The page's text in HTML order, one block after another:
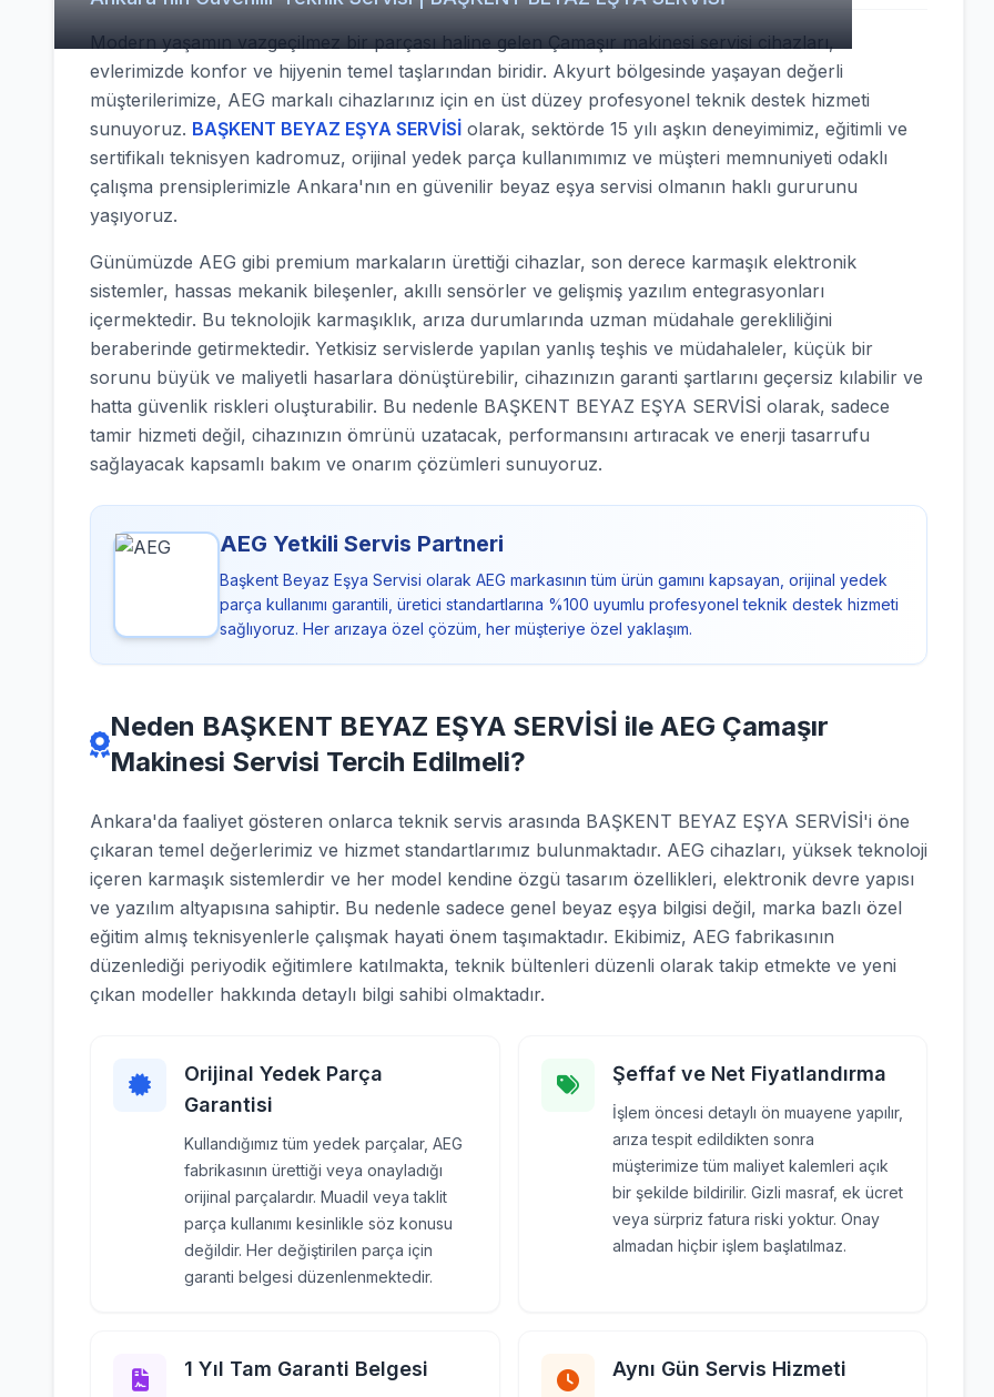
Modern yaşamın vazgeçilmez bir parçası haline gelen Çamaşır makinesi servisi cihazları,
evlerimizde konfor ve hijyenin temel taşlarından biridir. Akyurt bölgesinde yaşayan değerli
müşterilerimize, AEG markalı cihazlarınız için en üst düzey profesyonel teknik destek hizmeti
sunuyoruz. BAŞKENT BEYAZ EŞYA SERVİSİ olarak, sektörde 15 yılı aşkın deneyimimiz, eğitimli ve
sertifikalı teknisyen kadromuz, orijinal yedek parça kullanımımız ve müşteri memnuniyeti odaklı
çalışma prensiplerimizle Ankara'nın en güvenilir beyaz eşya servisi olmanın haklı gururunu
yaşıyoruz.
Günümüzde AEG gibi premium markaların ürettiği cihazlar, son derece karmaşık elektronik
sistemler, hassas mekanik bileşenler, akıllı sensörler ve gelişmiş yazılım entegrasyonları
içermektedir. Bu teknolojik karmaşıklık, arıza durumlarında uzman müdahale gerekliliğini
beraberinde getirmektedir. Yetkisiz servislerde yapılan yanlış teşhis ve müdahaleler, küçük bir
sorunu büyük ve maliyetli hasarlara dönüştürebilir, cihazınızın garanti şartlarını geçersiz kılabilir ve
hatta güvenlik riskleri oluşturabilir. Bu nedenle BAŞKENT BEYAZ EŞYA SERVİSİ olarak, sadece
tamir hizmeti değil, cihazınızın ömrünü uzatacak, performansını artıracak ve enerji tasarrufu
sağlayacak kapsamlı bakım ve onarım çözümleri sunuyoruz.
AEG Yetkili Servis Partneri
Başkent Beyaz Eşya Servisi olarak AEG markasının tüm ürün gamını kapsayan, orijinal yedek
parça kullanımı garantili, üretici standartlarına %100 uyumlu profesyonel teknik destek hizmeti
sağlıyoruz. Her arızaya özel çözüm, her müşteriye özel yaklaşım.
Neden BAŞKENT BEYAZ EŞYA SERVİSİ ile AEG Çamaşır
Makinesi Servisi Tercih Edilmeli?
Ankara'da faaliyet gösteren onlarca teknik servis arasında BAŞKENT BEYAZ EŞYA SERVİSİ'i öne
çıkaran temel değerlerimiz ve hizmet standartlarımız bulunmaktadır. AEG cihazları, yüksek teknoloji
içeren karmaşık sistemlerdir ve her model kendine özgü tasarım özellikleri, elektronik devre yapısı
ve yazılım altyapısına sahiptir. Bu nedenle sadece genel beyaz eşya bilgisi değil, marka bazlı özel
eğitim almış teknisyenlerle çalışmak hayati önem taşımaktadır. Ekibimiz, AEG fabrikasının
düzenlediği periyodik eğitimlere katılmakta, teknik bültenleri düzenli olarak takip etmekte ve yeni
çıkan modeller hakkında detaylı bilgi sahibi olmaktadır.
Orijinal Yedek Parça
Garantisi
Kullandığımız tüm yedek parçalar, AEG
fabrikasının ürettiği veya onayladığı
orijinal parçalardır. Muadil veya taklit
parça kullanımı kesinlikle söz konusu
değildir. Her değiştirilen parça için
garanti belgesi düzenlenmektedir.
Şeffaf ve Net Fiyatlandırma
İşlem öncesi detaylı ön muayene yapılır,
arıza tespit edildikten sonra
müşterimize tüm maliyet kalemleri açık
bir şekilde bildirilir. Gizli masraf, ek ücret
veya sürpriz fatura riski yoktur. Onay
almadan hiçbir işlem başlatılmaz.
1 Yıl Tam Garanti Belgesi Aynı Gün Servis Hizmeti